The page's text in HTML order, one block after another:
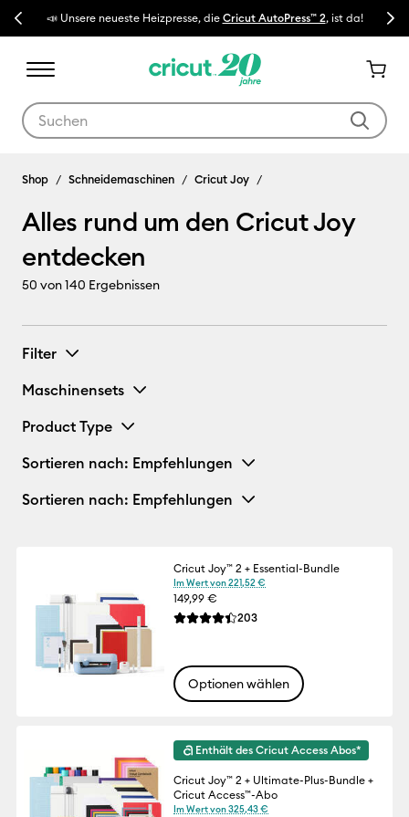
Previous🔥 NEUER NIEDRIGER PREIS:Cricut Maker™ 4 Schneidemaschinen Next
Alles rund um den Cricut
Shop Schneidemaschinen Cricut Joy
Alles rund um den Cricut Joy
entdecken
50 von 140 Ergebnissen
Filter
Maschinensets
Product Type
Sortieren nach: Empfehlungen
Sortieren nach: Empfehlungen
Cricut Joy™ 2 + Essential-Bundle
Im Wert von 221,52 €
149,99 €
Die durchschnittliche Bewertung für
203Reviews
Optionen wählen
Enthält des Cricut Access Abos*
Cricut Joy™ 2 + Ultimate-Plus-Bundle +
Cricut Access™-Abo
Im Wert von 325,43 €